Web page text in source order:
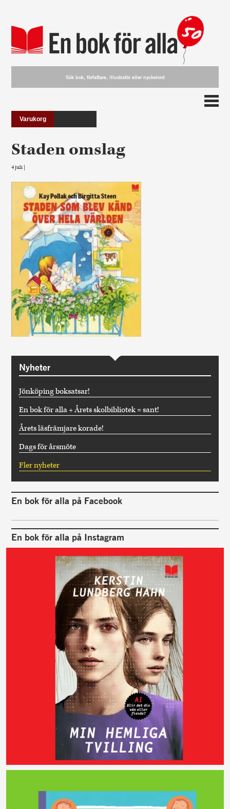
Varukorg
Staden omslag
4 juli |
Nyheter
Jönköping boksatsar!
En bok för alla + Årets skolbibliotek = sant!
Årets läsfrämjare korade!
Dags för årsmöte
Fler nyheter
En bok för alla på Facebook
En bok för alla på Instagram